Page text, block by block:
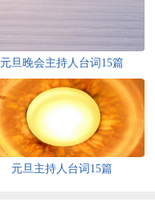
元旦晚会主持人台词15篇
元旦主持人台词15篇